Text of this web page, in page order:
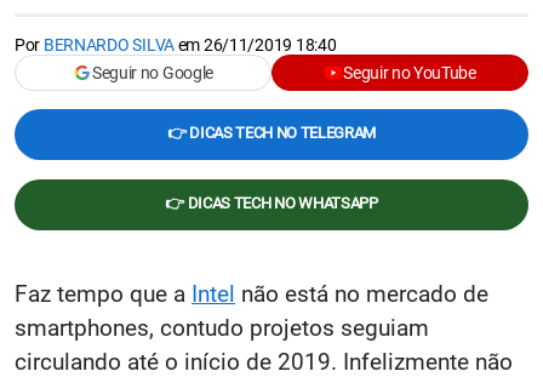
Por BERNARDO SILVAem26/11/2019 18:40
Seguir no Google
Seguir no YouTube
👉 DICAS TECH NO TELEGRAM
👉 DICAS TECH NO WHATSAPP
Faz tempo que a Intel não está no mercado de
smartphones, contudo projetos seguiam
circulando até o início de 2019. Infelizmente não